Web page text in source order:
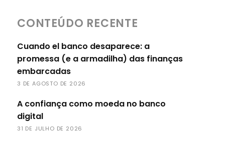
CONTEÚDO RECENTE
Cuando el banco desaparece: a
promessa (e a armadilha) das finanças
embarcadas
3 DE AGOSTO DE 2026
A confiança como moeda no banco
digital
31 DE JULHO DE 2026